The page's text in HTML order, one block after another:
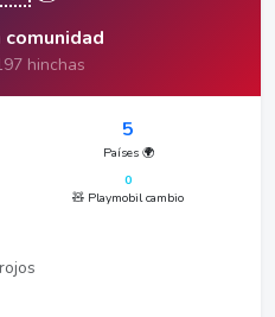
hinchas
5
Países 🌍
0
🧸 Playmobil cambio